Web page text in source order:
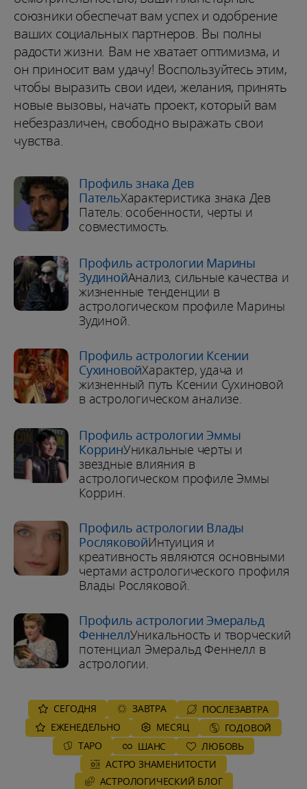
союзники обеспечат вам успех и одобрение
ваших социальных партнеров. Вы полны
радости жизни. Вам не хватает оптимизма, и
он приносит вам удачу! Воспользуйтесь этим,
чтобы выразить свои идеи, желания, принять
новые вызовы, начать проект, который вам
небезразличен, свободно выражать свои
чувства.
Профиль знака Дев
ПательХарактеристика знака Дев
Патель: особенности, черты и
совместимость.
Профиль астрологии Марины
ЗудинойАнализ, сильные качества и
жизненные тенденции в
астрологическом профиле Марины
Зудиной.
Профиль астрологии Ксении
СухиновойХарактер, удача и
жизненный путь Ксении Сухиновой
в астрологическом анализе.
Профиль астрологии Эммы
КорринУникальные черты и
звездные влияния в
астрологическом профиле Эммы
Коррин.
Профиль астрологии Влады
РосляковойИнтуиция и
креативность являются основными
чертами астрологического профиля
Влады Росляковой.
Профиль астрологии Эмеральд
ФеннеллУникальность и творческий
потенциал Эмеральд Феннелл в
астрологии.
СЕГОДНЯ ЗАВТРА
ПОСЛЕЗАВТРА
ЕЖЕНЕДЕЛЬНО
MЕСЯЦ
ГОДОВОЙ
ТАРО
ШАНС
ЛЮБОВЬ
АСТРО ЗНАМЕНИТОСТИ
AСТРОЛОГИЧЕСКИЙ БЛОГ